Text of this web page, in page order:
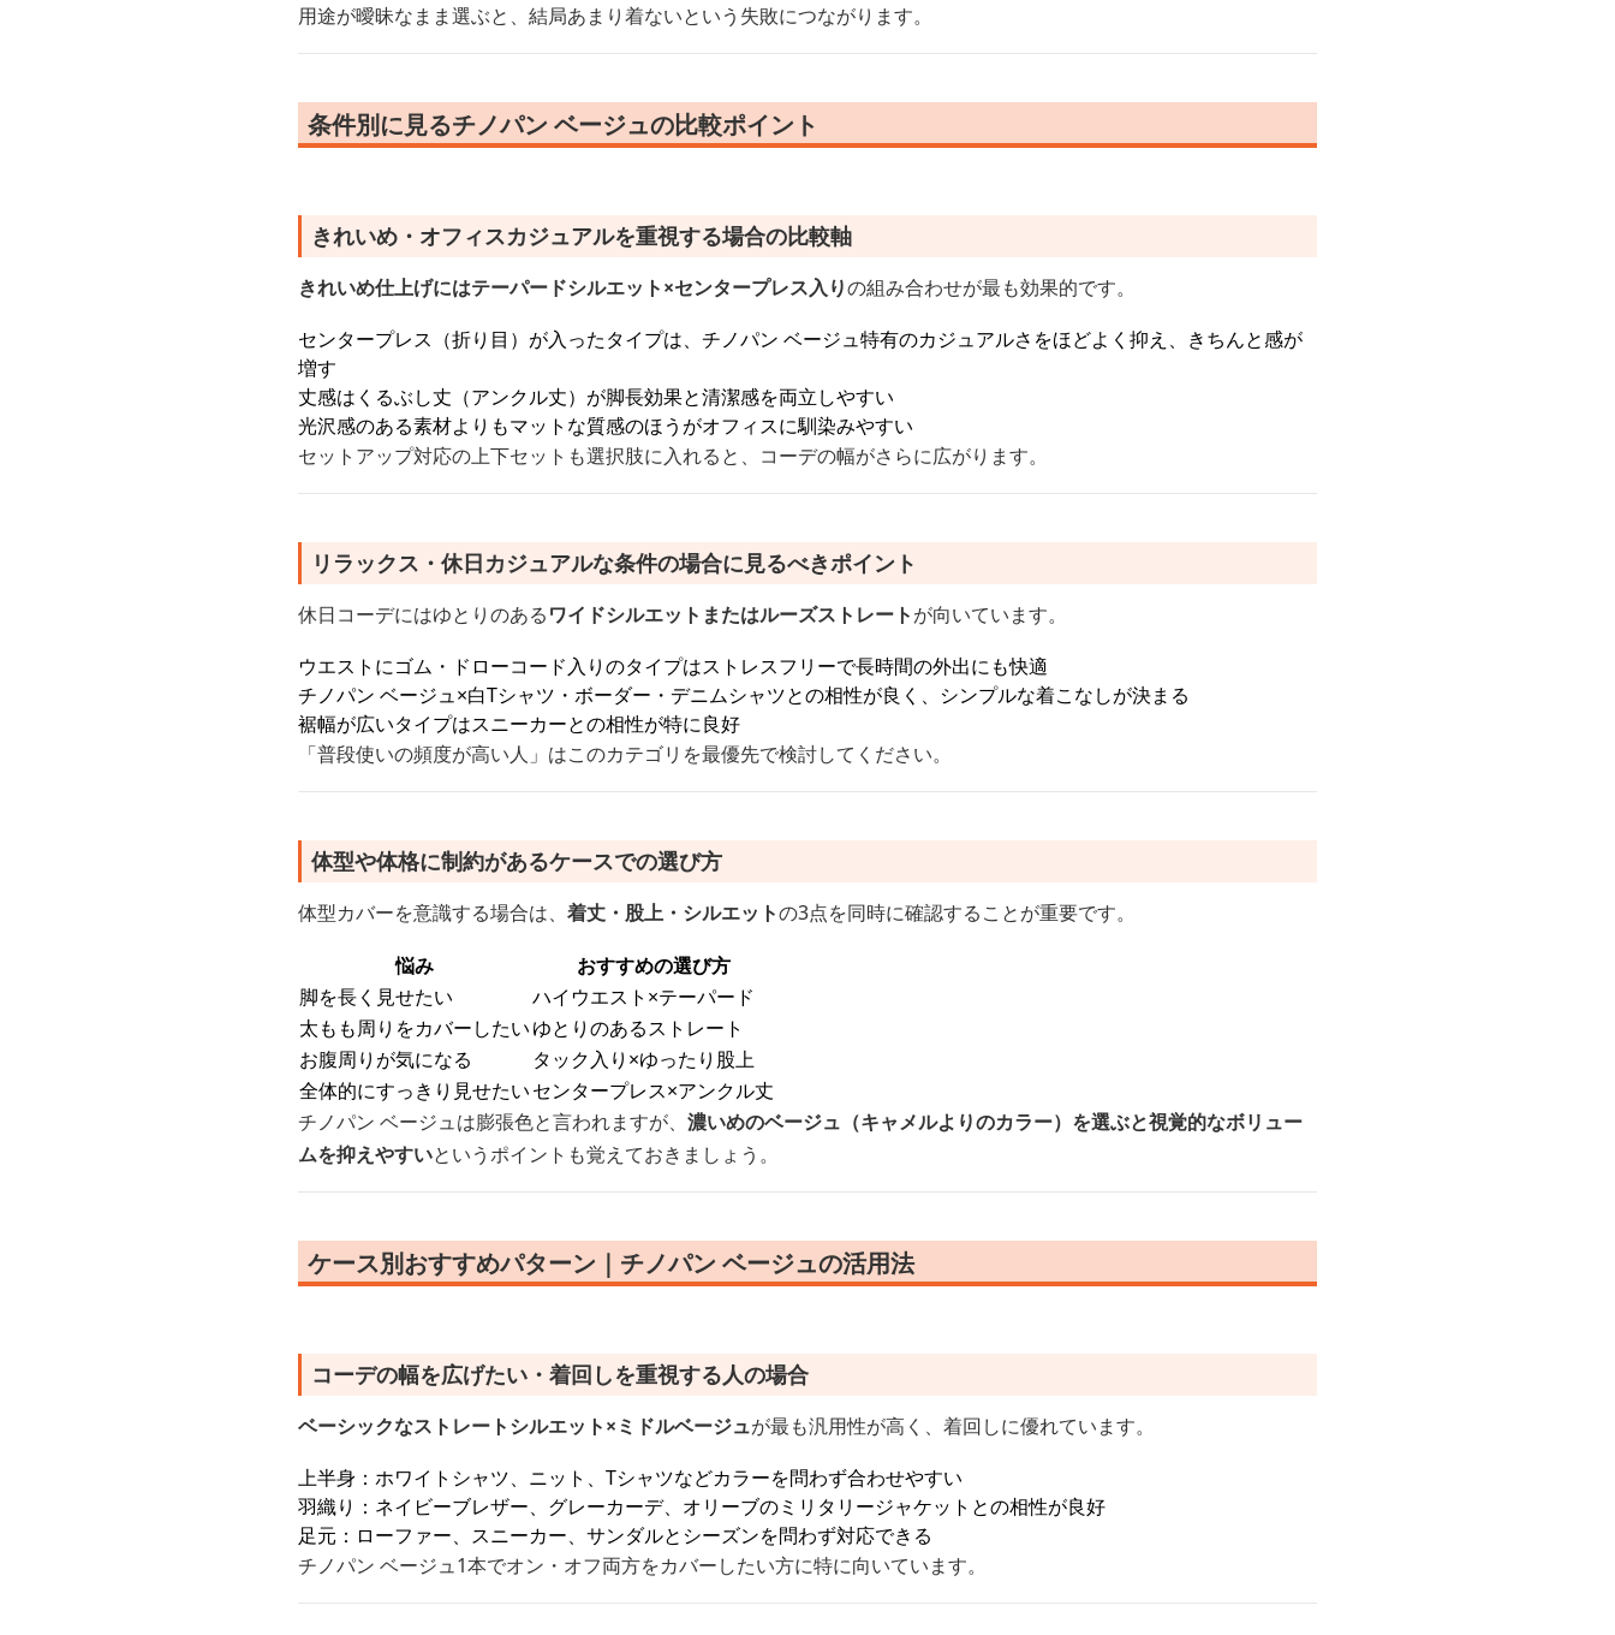
用途が曖昧なまま選ぶと、結局あまり着ないという失敗につながります。
条件別に見るチノパン ベージュの比較ポイント
きれいめ・オフィスカジュアルを重視する場合の比較軸
きれいめ仕上げにはテーパードシルエット×センタープレス入りの組み合わせが最も効果的です。
センタープレス（折り目）が入ったタイプは、チノパン ベージュ特有のカジュアルさをほどよく抑え、きちんと感が
増す
丈感はくるぶし丈（アンクル丈）が脚長効果と清潔感を両立しやすい
光沢感のある素材よりもマットな質感のほうがオフィスに馴染みやすい
セットアップ対応の上下セットも選択肢に入れると、コーデの幅がさらに広がります。
リラックス・休日カジュアルな条件の場合に見るべきポイント
休日コーデにはゆとりのあるワイドシルエットまたはルーズストレートが向いています。
ウエストにゴム・ドローコード入りのタイプはストレスフリーで長時間の外出にも快適
チノパン ベージュ×白Tシャツ・ボーダー・デニムシャツとの相性が良く、シンプルな着こなしが決まる
裾幅が広いタイプはスニーカーとの相性が特に良好
「普段使いの頻度が高い人」はこのカテゴリを最優先で検討してください。
体型や体格に制約があるケースでの選び方
体型カバーを意識する場合は、 着丈・股上・シルエットの3点を同時に確認することが重要です。
悩み
おすすめの選び方
脚を長く見せたい
ハイウエスト×テーパード
太もも周りをカバーしたいゆとりのあるストレート
お腹周りが気になる
タック入り×ゆったり股上
全体的にすっきり見せたいセンタープレス×アンクル丈
チノパン ベージュは膨張色と言われますが、 濃いめのベージュ（キャメルよりのカラー）を選ぶと視覚的なボリュー
ムを抑えやすいというポイントも覚えておきましょう。
ケース別おすすめパターン｜チノパン ベージュの活用法
コーデの幅を広げたい・着回しを重視する人の場合
ベーシックなストレートシルエット×ミドルベージュが最も汎用性が高く、着回しに優れています。
上半身：ホワイトシャツ、ニット、Tシャツなどカラーを問わず合わせやすい
羽織り：ネイビーブレザー、グレーカーデ、オリーブのミリタリージャケットとの相性が良好
足元：ローファー、スニーカー、サンダルとシーズンを問わず対応できる
チノパン ベージュ1本でオン・オフ両方をカバーしたい方に特に向いています。